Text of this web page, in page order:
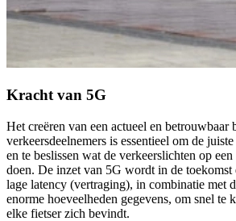
Kracht van 5G
Het creëren van een actueel en betrouwbaar
verkeersdeelnemers is essentieel om de
en te beslissen wat de verkeerslichten op
doen. De inzet van 5G wordt in de toekomst
lage latency (vertraging), in combinatie met
enorme hoeveelheden gegevens, om snel te
elke fietser zich bevindt.